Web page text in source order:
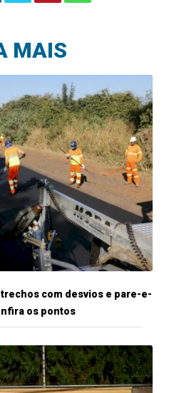
MAIS
trechos com desvios e pare-e-
os pontos